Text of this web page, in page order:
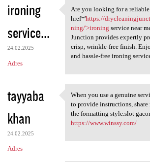
ironing
service...
24.02.2025
Adres
Are you looking for a
Are you looking for a reliable
href='https://
ning/'>ironing service near
Junction provides expertly
crisp, wrinkle-free finish.
and hassle-free ironing
tayyaba
khan
24.02.2025
Adres
When you use a
When you use a genuine
to provide instructions, share
the formatting style.slot
https://www.winssy.com/